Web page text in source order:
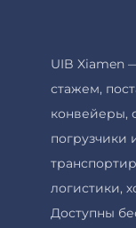
UIB Xiamen
стажем,
конвейеры,
погрузчики
логистики,
Доступны